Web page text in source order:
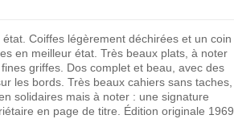
Coiffes légèrement déchirées et un coin
en meilleur état. Très beaux plats, à noter
griffes. Dos complet et beau, avec des
les bords. Très beaux cahiers sans taches,
solidaires mais à noter : une signature
en page de titre. Édition originale 1969.